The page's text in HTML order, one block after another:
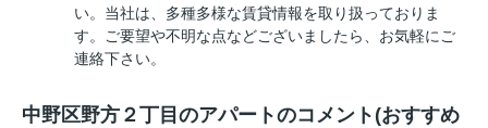
い。当社は、多種多様な賃貸情報を取り扱っておりま
す。ご要望や不明な点などございましたら、お気軽にご
連絡下さい。
中野区野方２丁目のアパートのコメント(おすすめ